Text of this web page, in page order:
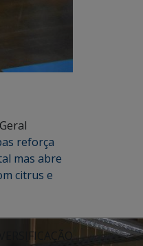
Geral
reforça
mas abre
citrus e